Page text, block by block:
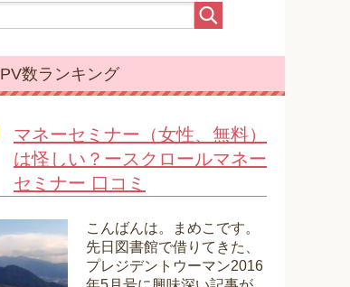
PV数ランキング
マネーセミナー（女性、無料）
は怪しい？ースクロールマネー
セミナー 口コミ
こんばんは。まめこです。
先日図書館で借りてきた、
プレジデントウーマン2016